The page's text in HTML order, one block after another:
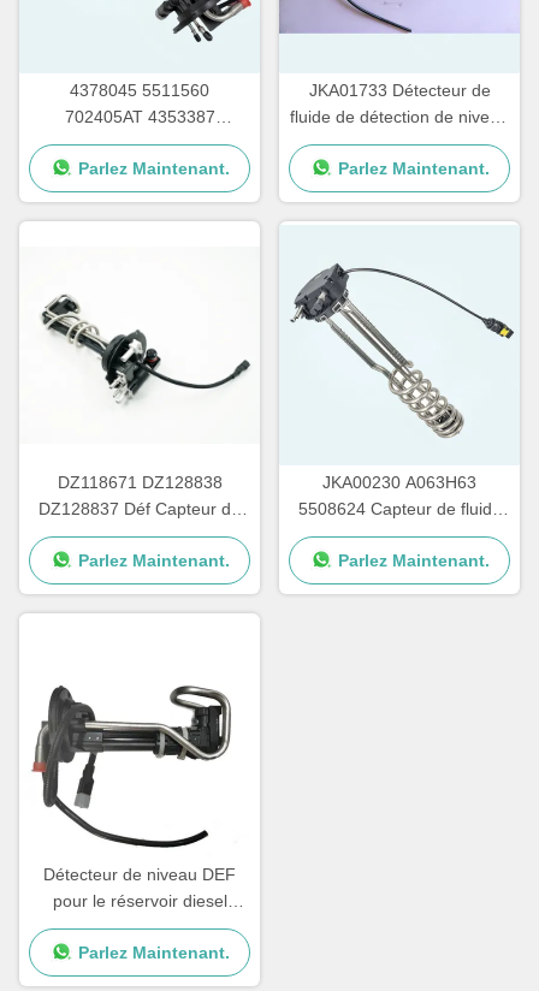
4378045 5511560
702405AT 4353387
5511563 DEF Capteur de
niveau du fluide
d'échappement du moteur
diesel pour les cumins
Parlez Maintenant.
JKA01733 Détecteur de
fluide de détection de niveau
de fluide d'échappement
diesel pour Scaina
Parlez Maintenant.
DZ118671 DZ128838
DZ128837 Déf Capteur de
niveau de qualité pour John
Deere
Parlez Maintenant.
JKA00230 A063H63
5508624 Capteur de fluide
d'échappement diesel pour
le capteur automobile
Daewoo
Parlez Maintenant.
Détecteur de niveau DEF
pour le réservoir diesel
Détecteur de niveau de
fluide A050U033 5346608
Pour les cumins
Parlez Maintenant.